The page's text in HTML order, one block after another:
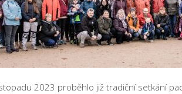
2023 proběhlo již tradiční setkání